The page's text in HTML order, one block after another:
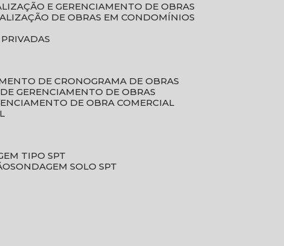
E GERENCIAMENTO DE OBRAS
DE OBRAS EM CONDOMÍNIOS
DE CRONOGRAMA DE OBRAS
DE GERENCIAMENTO DE OBRAS
DE OBRA COMERCIAL
TIPO SPT
SONDAGEM SOLO SPT